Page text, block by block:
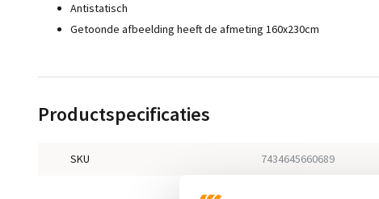
Antistatisch
Getoonde afbeelding heeft de afmeting 160x230cm
Productspecificaties
SKU 7434645660689